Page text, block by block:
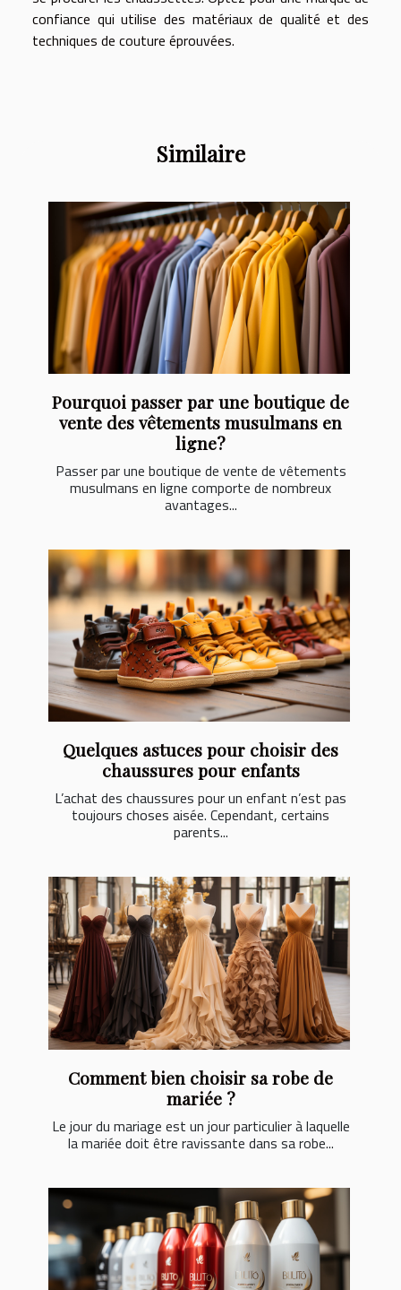
confiance qui utilise des matériaux de qualité et des
techniques de couture éprouvées.
Similaire
Pourquoi passer par une boutique de
vente des vêtements musulmans en
ligne?
Passer par une boutique de vente de vêtements
musulmans en ligne comporte de nombreux
avantages...
Quelques astuces pour choisir des
chaussures pour enfants
L’achat des chaussures pour un enfant n’est pas
toujours choses aisée. Cependant, certains
parents...
Comment bien choisir sa robe de
mariée ?
Le jour du mariage est un jour particulier à laquelle
la mariée doit être ravissante dans sa robe...